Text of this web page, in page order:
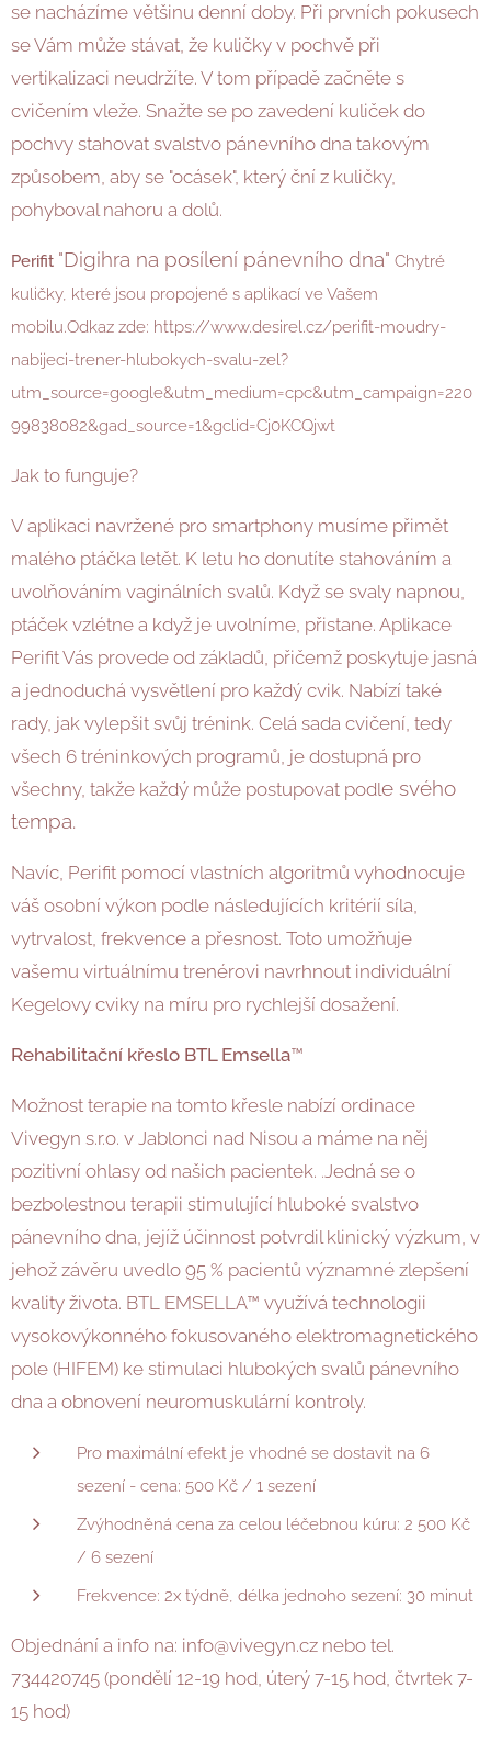
se nacházíme většinu denní doby. Při prvních pokusech
se Vám může stávat, že kuličky v pochvě při
vertikalizaci neudržíte. V tom případě začněte s
cvičením vleže. Snažte se po zavedení kuliček do
pochvy stahovat svalstvo pánevního dna takovým
způsobem, aby se "ocásek", který ční z kuličky,
pohyboval nahoru a dolů.
Perifit "Digihra na posílení pánevního dna" Chytré
kuličky, které jsou propojené s aplikací ve Vašem
mobilu.Odkaz zde: https://www.desirel.cz/perifit-moudry-
nabijeci-trener-hlubokych-svalu-zel?
utm_source=google&utm_medium=cpc&utm_campaign=220
99838082&gad_source=1&gclid=Cj0KCQjwt
Jak to funguje?
V aplikaci navržené pro smartphony musíme přimět
malého ptáčka letět. K letu ho donutíte stahováním a
uvolňováním vaginálních svalů. Když se svaly napnou,
ptáček vzlétne a když je uvolníme, přistane. Aplikace
Perifit Vás provede od základů, přičemž poskytuje jasná
a jednoduchá vysvětlení pro každý cvik. Nabízí také
rady, jak vylepšit svůj trénink. Celá sada cvičení, tedy
všech 6 tréninkových programů, je dostupná pro
všechny, takže každý může postupovat podle svého
tempa.
Navíc, Perifit pomocí vlastních algoritmů vyhodnocuje
váš osobní výkon podle následujících kritérií síla,
vytrvalost, frekvence a přesnost. Toto umožňuje
vašemu virtuálnímu trenérovi navrhnout individuální
Kegelovy cviky na míru pro rychlejší dosažení.
Rehabilitační křeslo BTL Emsella™
Možnost terapie na tomto křesle nabízí ordinace
Vivegyn s.r.o. v Jablonci nad Nisou a máme na něj
pozitivní ohlasy od našich pacientek. .Jedná se o
bezbolestnou terapii stimulující hluboké svalstvo
pánevního dna, jejíž účinnost potvrdil klinický výzkum, v
jehož závěru uvedlo 95 % pacientů významné zlepšení
kvality života. BTL EMSELLA™ využívá technologii
vysokovýkonného fokusovaného elektromagnetického
pole (HIFEM) ke stimulaci hlubokých svalů pánevního
dna a obnovení neuromuskulární kontroly.
Pro maximální efekt je vhodné se dostavit na 6
sezení - cena: 500 Kč / 1 sezení
Zvýhodněná cena za celou léčebnou kúru: 2 500 Kč
/ 6 sezení
Frekvence: 2x týdně, délka jednoho sezení: 30 minut
Objednání a info na: info@vivegyn.cz nebo tel.
734420745 (pondělí 12-19 hod, úterý 7-15 hod, čtvrtek 7-
15 hod)